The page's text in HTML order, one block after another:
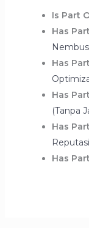
Is Part
Has
Has
Has
(Tanpa
Has
Reputasi
Has